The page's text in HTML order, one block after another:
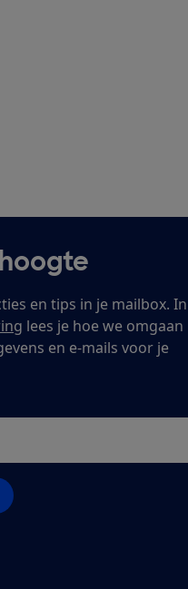
en tips in je mailbox. In
lees je hoe we omgaan
en e-mails voor je